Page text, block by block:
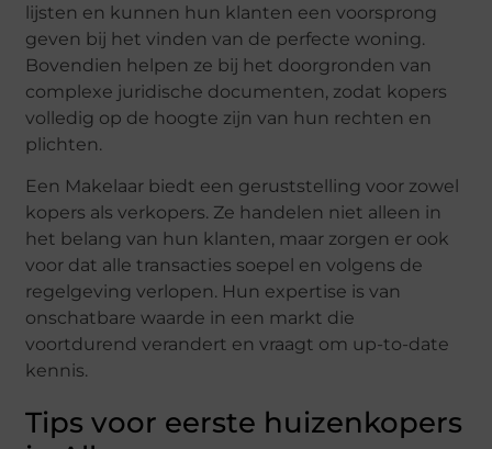
lijsten en kunnen hun klanten een voorsprong
geven bij het vinden van de perfecte woning.
Bovendien helpen ze bij het doorgronden van
complexe juridische documenten, zodat kopers
volledig op de hoogte zijn van hun rechten en
plichten.
Een Makelaar biedt een geruststelling voor zowel
kopers als verkopers. Ze handelen niet alleen in
het belang van hun klanten, maar zorgen er ook
voor dat alle transacties soepel en volgens de
regelgeving verlopen. Hun expertise is van
onschatbare waarde in een markt die
voortdurend verandert en vraagt om up-to-date
kennis.
Tips voor eerste huizenkopers